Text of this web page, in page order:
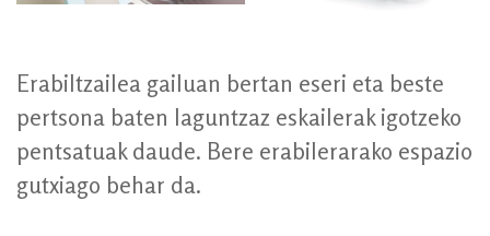
Erabiltzailea gailuan bertan eseri eta beste
pertsona baten laguntzaz eskailerak igotzeko
pentsatuak daude. Bere erabilerarako espazio
gutxiago behar da.